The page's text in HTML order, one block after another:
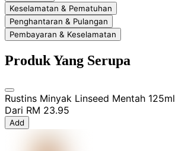
Keselamatan & Pematuhan
Penghantaran & Pulangan
Pembayaran & Keselamatan
Produk Yang Serupa
Rustins Minyak Linseed Mentah 125ml
Dari RM 23.95
Add